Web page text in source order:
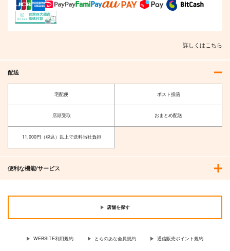
詳しくはこちら
配送
宅配便 ポスト投函
店頭受取 おまとめ配送
11,000円（税込）以上で送料当社負担
便利な機能/サービス
店舗を探す
WEBSITE利用規約 とらのあな会員規約 通信販売ポイント規約